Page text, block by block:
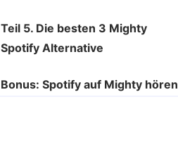
Teil 5. Die besten 3 Mighty
Spotify Alternative
Bonus: Spotify auf Mighty hören